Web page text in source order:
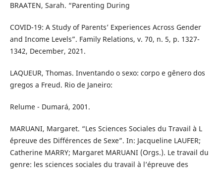
BRAATEN, Sarah. “Parenting During
COVID-19: A Study of Parents’ Experiences Across Gender
and Income Levels”. Family Relations, v. 70, n. 5, p. 1327-
1342, December, 2021.
LAQUEUR, Thomas. Inventando o sexo: corpo e gênero dos
gregos a Freud. Rio de Janeiro:
Relume - Dumará, 2001.
MARUANI, Margaret. “Les Sciences Sociales du Travail à L
´épreuve des Différences de Sexe”. In: Jacqueline LAUFER;
Catherine MARRY; Margaret MARUANI (Orgs.). Le travail du
genre: les sciences sociales du travail à l’épreuve des